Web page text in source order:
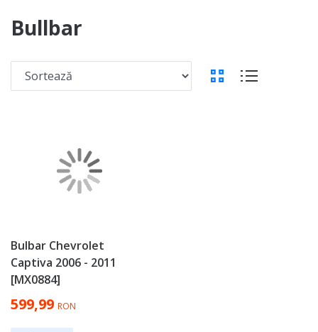
Bullbar
Vezi ca
GalerieListă
Bulbar Chevrolet
Captiva 2006 - 2011
[MX0884]
599,99 RON